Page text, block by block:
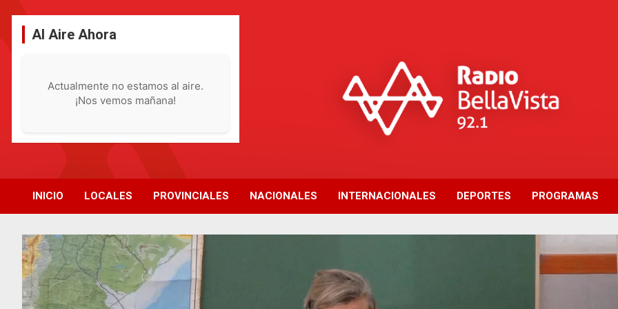
contenidoAl Aire Ahora
Actualmente no estamos al aire.
¡Nos vemos mañana!
INICIO LOCALES PROVINCIALES NACIONALES INTERNACIONALES DEPORTES PROGRAMAS